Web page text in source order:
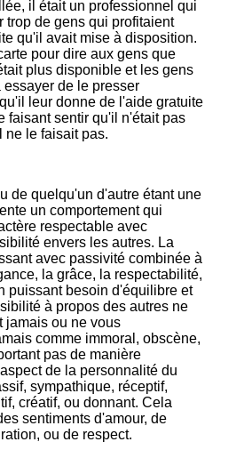
il était un professionnel qui
trop de gens qui profitaient
qu'il avait mise à disposition.
pour dire aux gens que
plus disponible et les gens
essayer de le presser
leur donne de l'aide gratuite
faisant sentir qu'il n'était pas
ne le faisait pas.
de quelqu'un d'autre étant une
un comportement qui
respectable avec
envers les autres. La
avec passivité combinée à
la grâce, la respectabilité,
puissant besoin d'équilibre et
à propos des autres ne
jamais ou ne vous
comme immoral, obscène,
pas de manière
de la personnalité du
sympathique, réceptif,
créatif, ou donnant. Cela
sentiments d'amour, de
ou de respect.